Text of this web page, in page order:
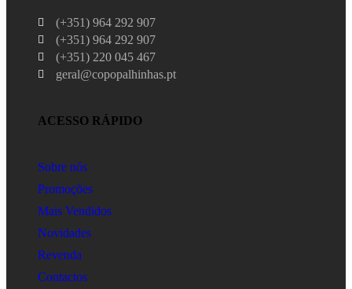
(+351) 964 292 907
(+351) 964 292 907
(+351) 220 045 467
geral@copopalhinhas.pt
ACESSO RÁPIDO
Sobre nós
Promoções
Mais Vendidos
Novidades
Revenda
Contactos